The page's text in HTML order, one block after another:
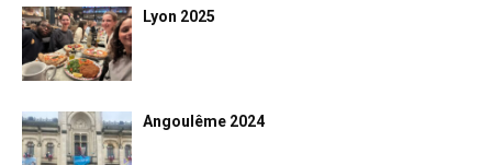
Lyon 2025
Angoulême 2024